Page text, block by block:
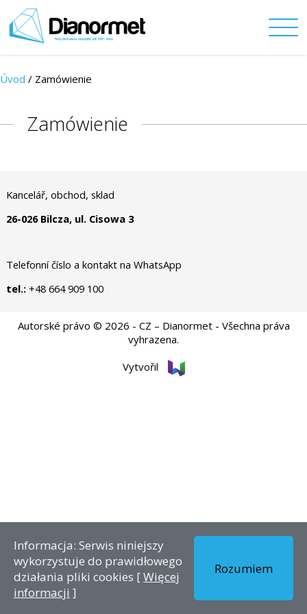
Úvod / Zamówienie
Zamówienie
Kancelář, obchod, sklad
26-026 Bilcza, ul. Cisowa 3
Telefonní číslo a kontakt na WhatsApp
tel.:+48 664 909 100
Autorské právo © 2026 - CZ – Dianormet - Všechna práva
vyhrazena.
Vytvořil
Informacja: Serwis niniejszy
wykorzystuje do prawidłowego
działania pliki cookies [Więcej
informacji ]
Rozumiem